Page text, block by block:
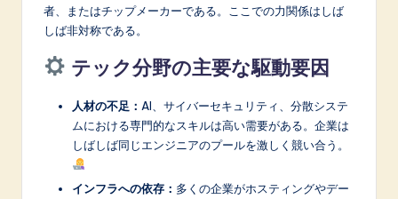
者、またはチップメーカーである。ここでの力関係はしば
しば非対称である。
テック分野の主要な駆動要因
人材の不足： AI、サイバーセキュリティ、分散システ
ムにおける専門的なスキルは高い需要がある。企業は
しばしば同じエンジニアのプールを激しく競い合う。
インフラへの依存： 多くの企業がホスティングやデー